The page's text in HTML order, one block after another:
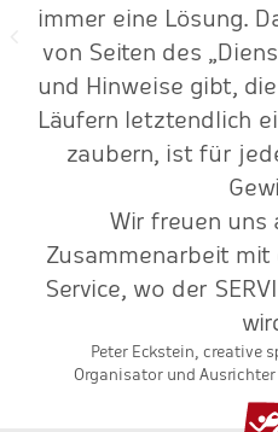
immer eine Lösung.
von Seiten des
und Hinweise gibt,
Läufern letztendlich
zaubern, ist für
Wir freuen uns
Zusammenarbeit mit
Service, wo der
Peter Eckstein, creative
Organisator und Ausrichter